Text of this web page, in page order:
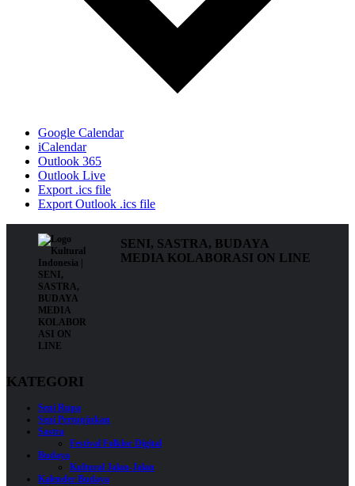
Google Calendar
iCalendar
Outlook 365
Outlook Live
Export .ics file
Export Outlook .ics file
SENI, SASTRA, BUDAYA
MEDIA KOLABORASI ON LINE
KATEGORI
Seni Rupa
Seni Pertunjukan
Sastra
Festival Folklor Digital
Budaya
Kultural Jalan-Jalan
Kalender Budaya